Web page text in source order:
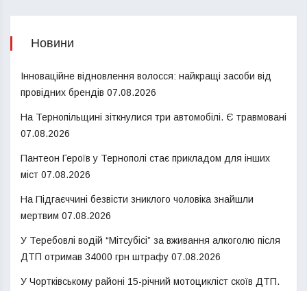
Новини
Інноваційне відновлення волосся: найкращі засоби від
провідних брендів 07.08.2026
На Тернопільщині зіткнулися три автомобілі. Є травмовані
07.08.2026
Пантеон Героїв у Тернополі стає прикладом для інших
міст 07.08.2026
На Підгаєччині безвісти зниклого чоловіка знайшли
мертвим 07.08.2026
У Теребовлі водій “Мітсубісі” за вживання алкоголю після
ДТП отримав 34000 грн штрафу 07.08.2026
У Чортківському районі 15-річний мотоцикліст скоїв ДТП.